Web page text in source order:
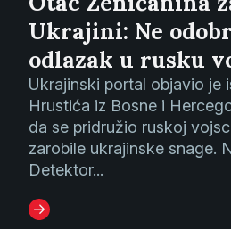
Ukrajini: Ne
odlazak u rusku
Ukrajinski portal objavio je
Hrustića iz Bosne i
da se pridružio ruskoj
zarobile ukrajinske snage.
Detektor...